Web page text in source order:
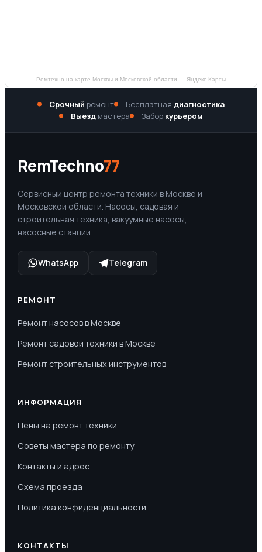
Ремтехно на карте Москвы и Московской области — Яндекс Карты
Срочный ремонт Бесплатная диагностика
Выезд мастера Забор курьером
RemTechno77
Сервисный центр ремонта техники в Москве и
Московской области. Насосы, садовая и
строительная техника, вакуумные насосы,
насосные станции.
WhatsApp Telegram
РЕМОНТ
Ремонт насосов в Москве
Ремонт садовой техники в Москве
Ремонт строительных инструментов
ИНФОРМАЦИЯ
Цены на ремонт техники
Советы мастера по ремонту
Контакты и адрес
Схема проезда
Политика конфиденциальности
КОНТАКТЫ